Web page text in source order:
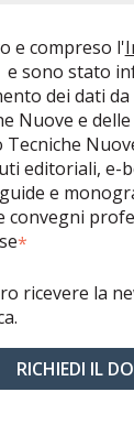
e compreso l'
e sono stato
dei dati da
Nuove e
editoriali, e-
e
convegni
*
ricevere la